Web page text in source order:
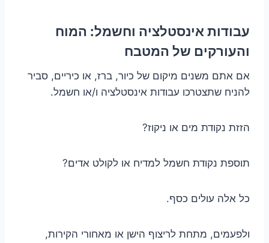
עבודות אינסטלציה וחשמל: המוח
והעורקים של המטבח
אם אתם משנים מיקום של כיור, ברז, או כיריים, סביר
להניח שתצטרכו עבודות אינסטלציה ו/או חשמל.
הזזת נקודת מים או ניקוז?
תוספת נקודת חשמל למדיח או לקולט אדים?
כל אלה עולים כסף.
ולפעמים, מתחת לריצוף הישן או מאחורי הקירות,